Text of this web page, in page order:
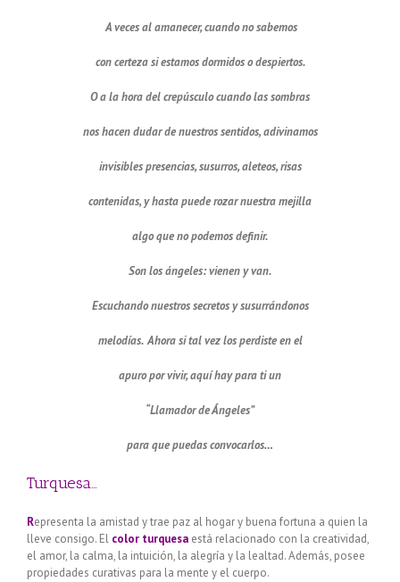
A veces al amanecer, cuando no sabemos
con certeza si estamos dormidos o despiertos.
O a la hora del crepúsculo cuando las sombras
nos hacen dudar de nuestros sentidos, adivinamos
invisibles presencias, susurros, aleteos, risas
contenidas, y hasta puede rozar nuestra mejilla
algo que no podemos definir.
Son los ángeles: vienen y van.
Escuchando nuestros secretos y susurrándonos
melodías. Ahora si tal vez los perdiste en el
apuro por vivir, aquí hay para ti un
“Llamador de Ángeles”
para que puedas convocarlos…
Turquesa…
Representa la amistad y trae paz al hogar y buena fortuna a quien la
lleve consigo. El color turquesa está relacionado con la creatividad,
el amor, la calma, la intuición, la alegría y la lealtad. Además, posee
propiedades curativas para la mente y el cuerpo.